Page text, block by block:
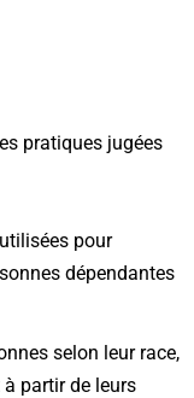
pratiques jugées
pour
dépendantes
selon leur race,
partir de leurs